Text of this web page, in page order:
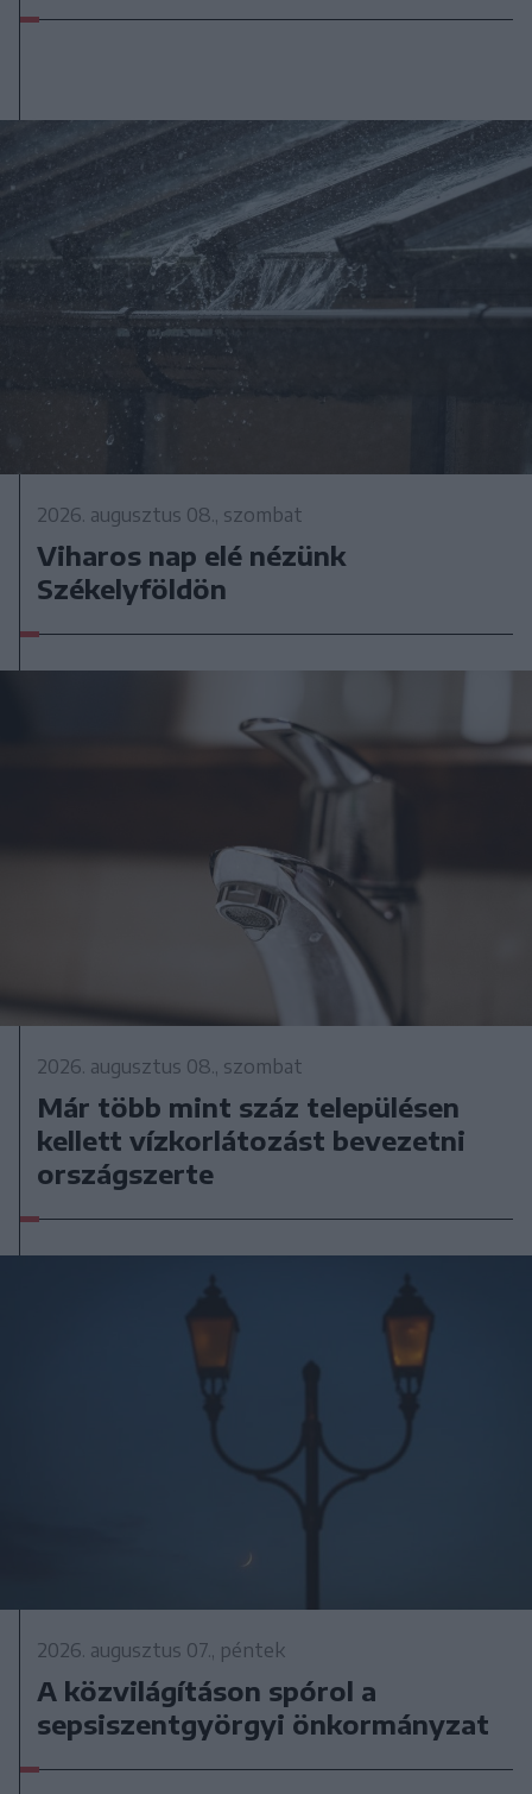
2026. augusztus 08., szombat
Viharos nap elé nézünk
Székelyföldön
2026. augusztus 08., szombat
Már több mint száz településen
kellett vízkorlátozást bevezetni
országszerte
2026. augusztus 07., péntek
A közvilágításon spórol a
sepsiszentgyörgyi önkormányzat